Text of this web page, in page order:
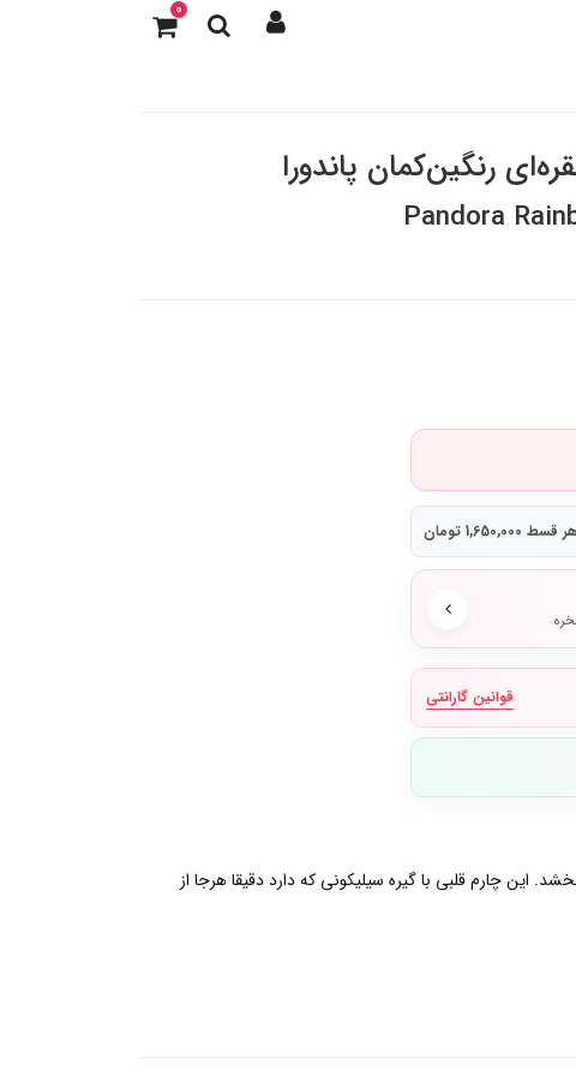
0
رنگین‌کمان پاندورا
Pandora
هر قسط 1,650,000 تومان
قوانین گارانتی
این چارم قلبی با گیره سیلیکونی که دارد دقیقا هرجا از